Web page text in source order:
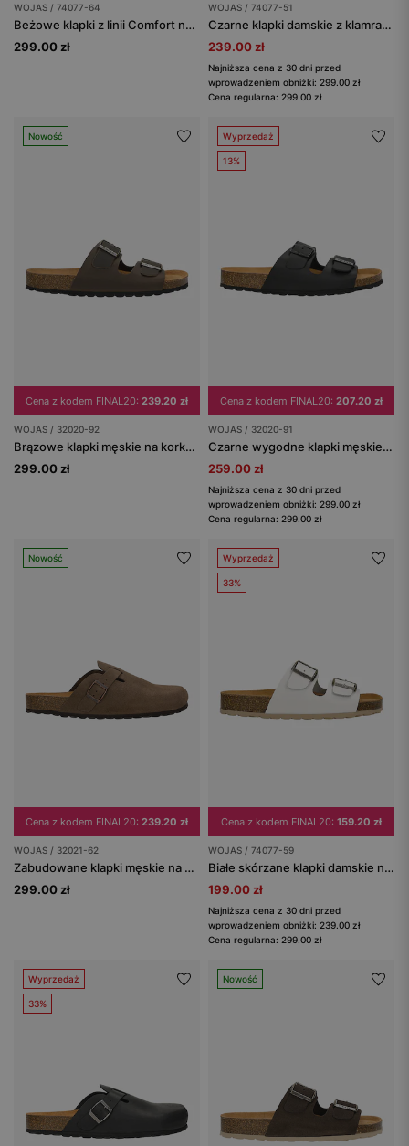
WOJAS / 74077-64
Beżowe klapki z linii Comfort na korkowej podeszwie
299.00 zł
WOJAS / 74077-51
Czarne klapki damskie z klamrami i podeszwą korkową
239.00 zł
Najniższa cena z 30 dni przed
wprowadzeniem obniżki: 299.00 zł
Cena regularna: 299.00 zł
Nowość
Cena z kodem FINAL20: 239.20 zł
WOJAS / 32020-92
Brązowe klapki męskie na korku ze skóry crazy horse
299.00 zł
Wyprzedaż
13%
Cena z kodem FINAL20: 207.20 zł
WOJAS / 32020-91
Czarne wygodne klapki męskie na korkowej podeszwie
259.00 zł
Najniższa cena z 30 dni przed
wprowadzeniem obniżki: 299.00 zł
Cena regularna: 299.00 zł
Nowość
Cena z kodem FINAL20: 239.20 zł
WOJAS / 32021-62
Zabudowane klapki męskie na korku
299.00 zł
Wyprzedaż
33%
Cena z kodem FINAL20: 159.20 zł
WOJAS / 74077-59
Białe skórzane klapki damskie na korkowej podeszwie
199.00 zł
Najniższa cena z 30 dni przed
wprowadzeniem obniżki: 239.00 zł
Cena regularna: 299.00 zł
Wyprzedaż
33%
Nowość